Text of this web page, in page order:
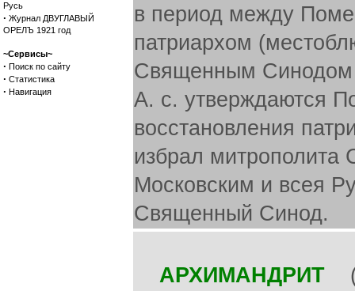
Русь
· Журнал ДВУГЛАВЫЙ
ОРЕЛЪ 1921 год
~Сервисы~
· Поиск по сайту
· Статистика
· Навигация
в период между
патриархом
Священным Синодом
А. с. утверждаются
восстановления
избрал митрополита
Московским и всея
Священный Синод.
АРХИМАНДРИТ